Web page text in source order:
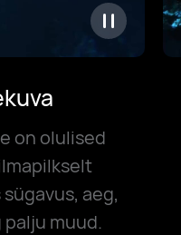
on olulised
aeg,
palju muud.